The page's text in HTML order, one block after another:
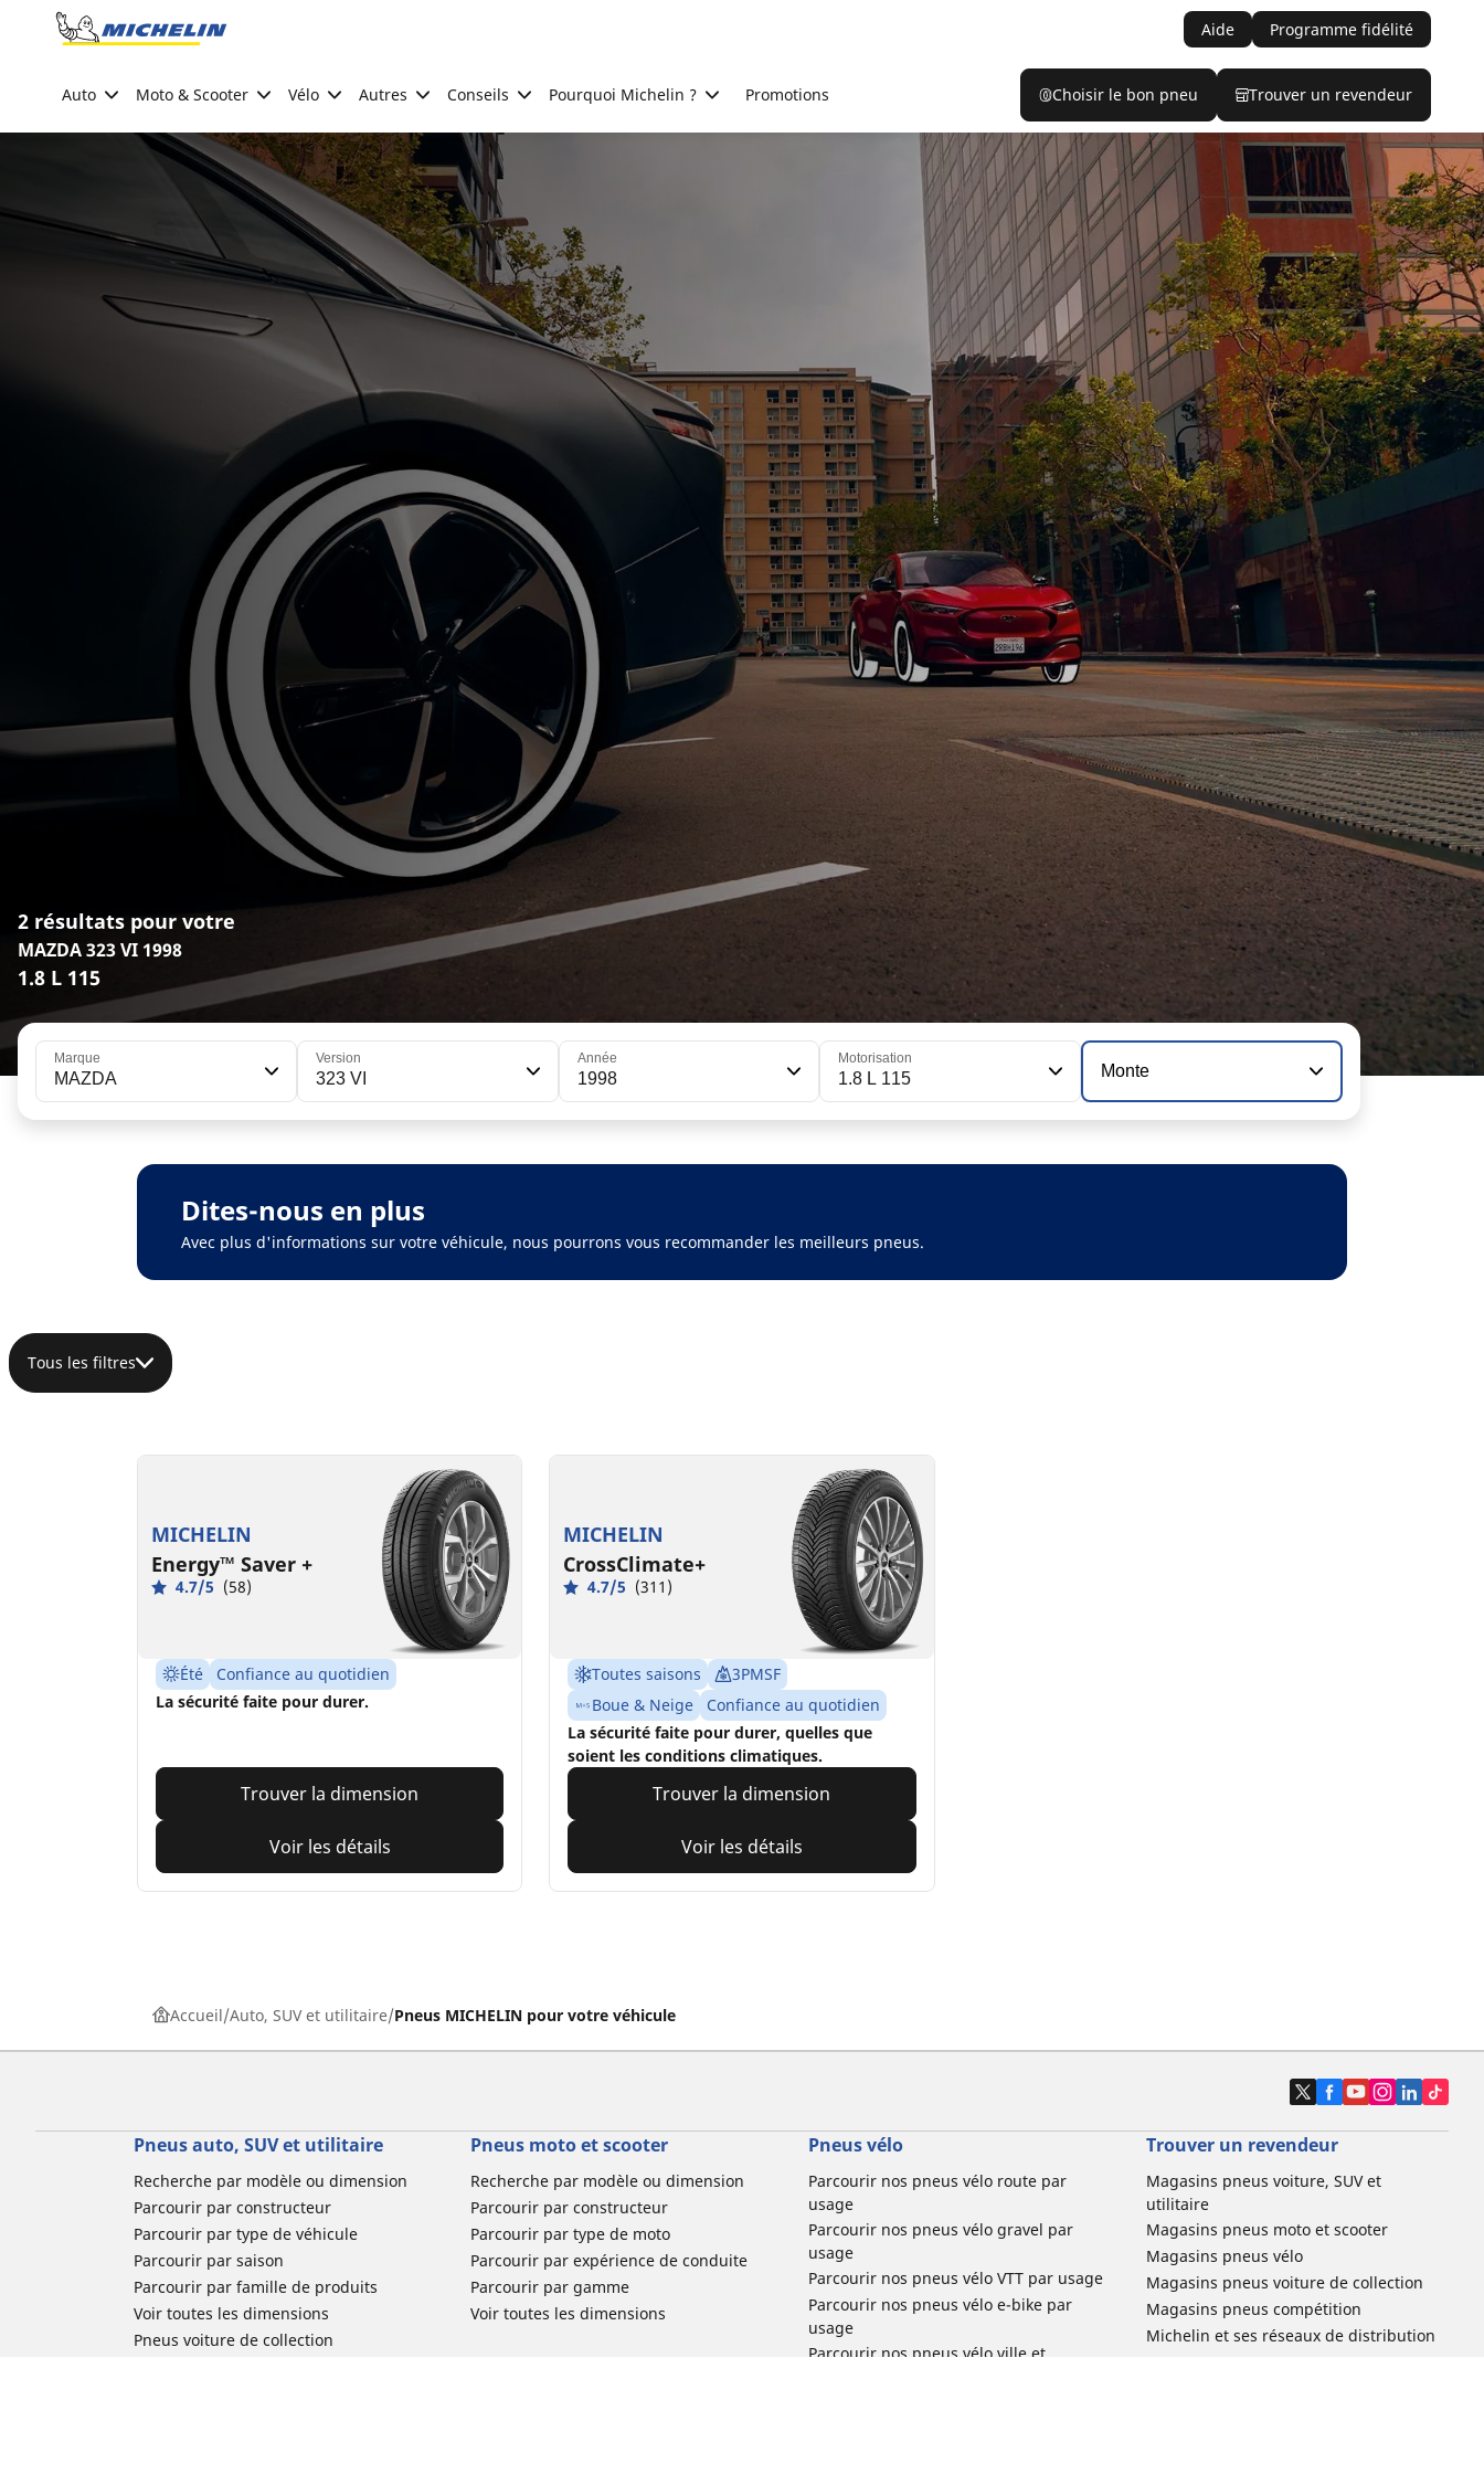
Go to page content
Aide Programme fidélité
Auto Moto & Scooter Vélo Autres Conseils Pourquoi Michelin ? Promotions Choisir le bon pneu Trouver un revendeur
2 résultats pour votre
MAZDA 323 VI 1998
1.8 L 115
Marque
MAZDA
Version
323 VI
Année
1998
Motorisation
1.8 L 115 Monte
Dites-nous en plus
Avec plus d'informations sur votre véhicule, nous pourrons vous recommander les meilleurs pneus.
Tous les filtres
MICHELIN
Energy™ Saver +
4.7/5 (58)
Été
Confiance au quotidien
La sécurité faite pour durer.
Trouver la dimension
Voir les détails
MICHELIN
CrossClimate+
4.7/5 (311)
Toutes saisons
3PMSF
Boue & Neige
Confiance au quotidien
La sécurité faite pour durer, quelles que
soient les conditions climatiques.
Trouver la dimension
Voir les détails
Accueil Auto, SUV et utilitaire Pneus MICHELIN pour votre véhicule
Pneus auto, SUV et utilitaire
Recherche par modèle ou dimension
Parcourir par constructeur
Parcourir par type de véhicule
Parcourir par saison
Parcourir par famille de produits
Voir toutes les dimensions
Pneus voiture de collection
Pneus moto et scooter
Recherche par modèle ou dimension
Parcourir par constructeur
Parcourir par type de moto
Parcourir par expérience de conduite
Parcourir par gamme
Voir toutes les dimensions
Pneus vélo
Parcourir nos pneus vélo route par
usage
Parcourir nos pneus vélo gravel par
usage
Parcourir nos pneus vélo VTT par usage
Parcourir nos pneus vélo e-bike par
usage
Parcourir nos pneus vélo ville et
Trouver un revendeur
Magasins pneus voiture, SUV et
utilitaire
Magasins pneus moto et scooter
Magasins pneus vélo
Magasins pneus voiture de collection
Magasins pneus compétition
Michelin et ses réseaux de distribution